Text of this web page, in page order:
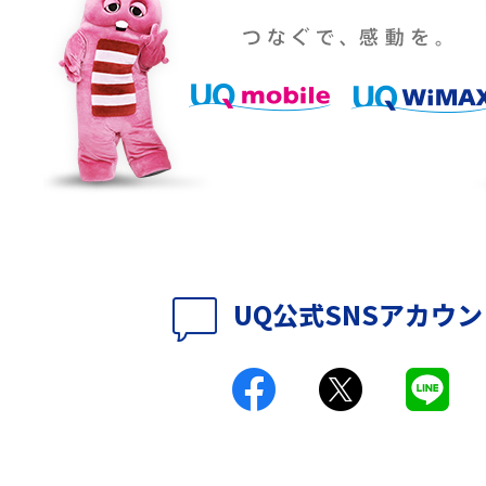
・変更方法を解
着信拒否とは？設定方法やブロックした番号
定方法や空き容量
インスタグラムとは？登録や投稿の方法、基
UQ公式SNSアカウ